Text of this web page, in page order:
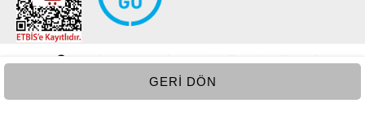
GERI DÖN